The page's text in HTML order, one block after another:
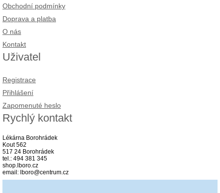
Obchodní podmínky
Doprava a platba
O nás
Kontakt
Uživatel
Registrace
Přihlášení
Zapomenuté heslo
Rychlý kontakt
Lékárna Borohrádek
Kout 562
517 24 Borohrádek
tel.: 494 381 345
shop.lboro.cz
email: lboro@centrum.cz